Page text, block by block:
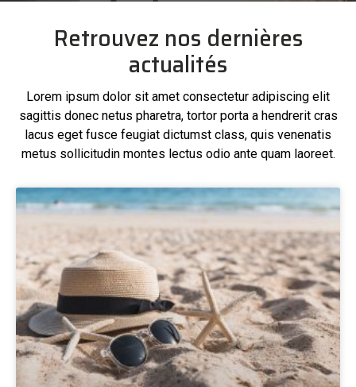
Retrouvez nos dernières
actualités
Lorem ipsum dolor sit amet consectetur adipiscing elit
sagittis donec netus pharetra, tortor porta a hendrerit cras
lacus eget fusce feugiat dictumst class, quis venenatis
metus sollicitudin montes lectus odio ante quam laoreet.